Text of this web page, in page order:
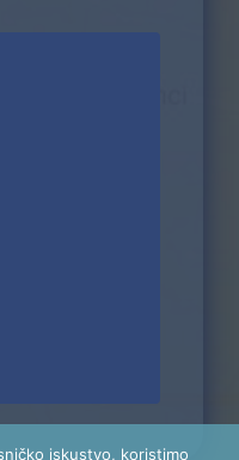
iskustvo, koristimo